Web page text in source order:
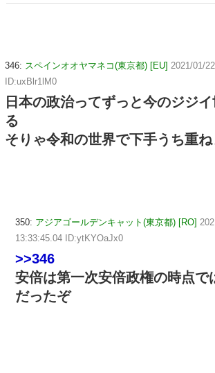
346: スペインオオヤマネコ(東京都) [EU] 2021/01/
ID:uxBlr1lM0
日本の政治ってずっと今のジジ
る
そりゃ令和の世界で下手うち重
350: アジアゴールデンキャット(東京都) [RO]
13:33:45.04 ID:ytKYOaJx0
>>346
安倍は第一次安倍政権の時点で
だったぞ